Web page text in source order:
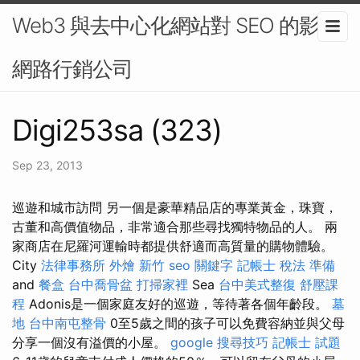
Web3 與去中心化網站對 SEO 的影響-
網路行銷公司
Digi253sa (323)
Sep 23, 2013
巡遊和城市訪問 另一個是豪華精品店的專業黃金，珠寶，
古董和高價值物品，非常適合那些尋找獨特物品的人。 兩
家商店在尼羅河運輸時都提供舒適而高質量的購物體驗。
City 法律事務所 外燴 新竹 seo 關鍵字 記帳士 稅法 準備
and 餐盒 台中喬骨盆 打掃家裡 Sea 台中美式整復 舒壓課
程 Adonis是一個家庭友好的巡遊，等待著各個年齡段。 墓
地 台中南屯整骨 0至5歲之間的孩子可以免費容納並與父母
分享一個沒有溢價的小屋。 google 搜尋技巧 記帳士 試題